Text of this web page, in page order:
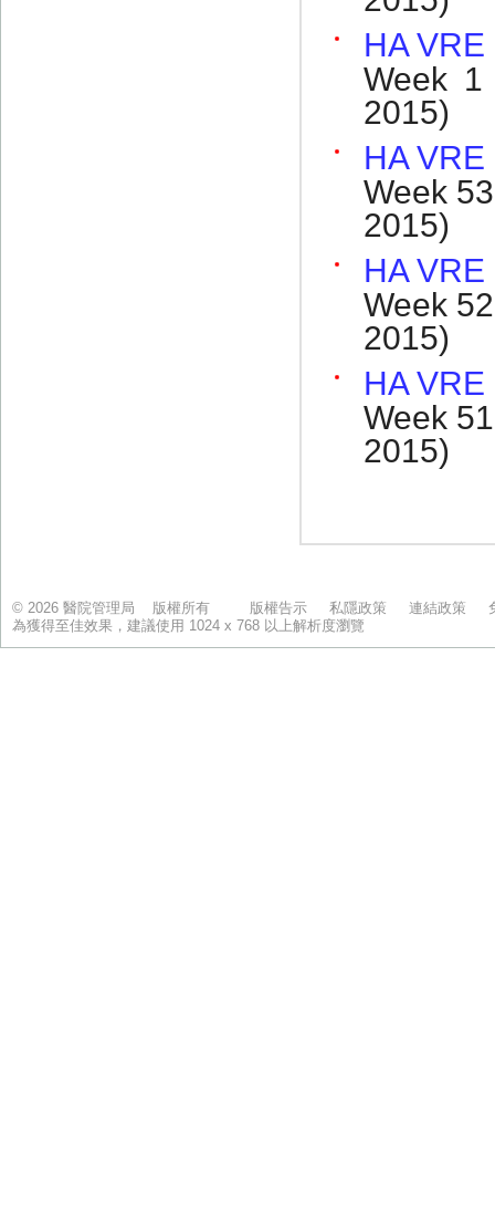
© 2026 醫院管理局 版權所有 版權告示 私隱政策 連結政策
為獲得至佳效果，建議使用 1024 x 768 以上解析度瀏覽